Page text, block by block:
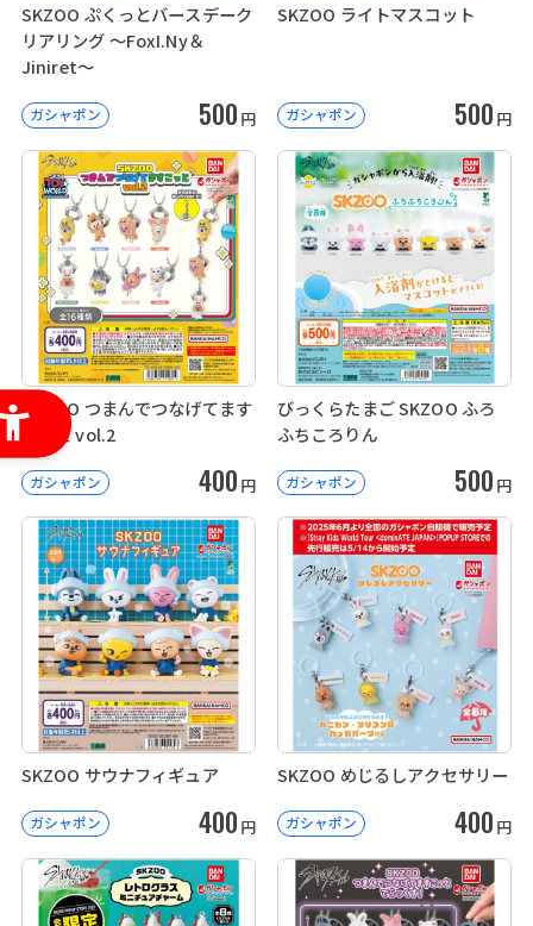
SKZOO ぷくっとバースデーク
リアリング ～FoxI.Ny＆
Jiniret～
ガシャポン 500 円
SKZOO ライトマスコット
ガシャポン 500 円
SKZOO つまんでつなげてます
こっと vol.2
ガシャポン 400 円
びっくらたまご SKZOO ふろ
ふちころりん
ガシャポン 500 円
SKZOO サウナフィギュア
ガシャポン 400 円
SKZOO めじるしアクセサリー
ガシャポン 400 円